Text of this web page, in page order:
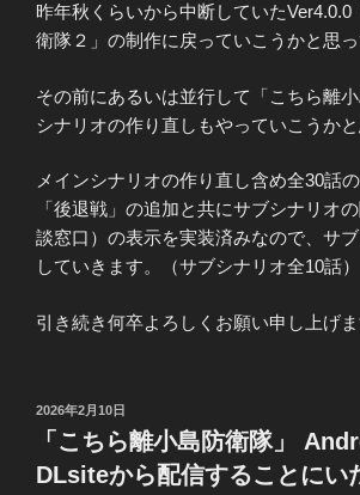
昨年秋くらいから中断していたVer4.0.0
衛隊２」の制作に戻っていこうかと思っ
その前にあるいは並行して「こちら離
シナリオの作り直しもやっていこうかと
メインシナリオの作り直し含め全30話
「後退戦」の追加と共にサブシナリオ
談窓口）の表示を実装済みなので、サ
していきます。（サブシナリオ全10話）
引き続き何卒よろしくお願い申し上げま
投
2026年2月10日
「こちら離小島防衛隊」
DLsiteから配信することにい